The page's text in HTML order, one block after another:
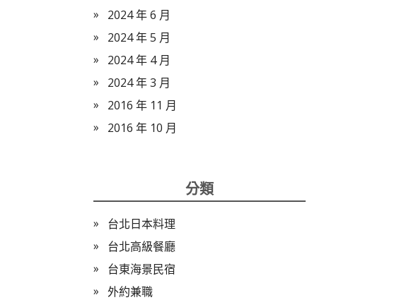
2024 年 6 月
2024 年 5 月
2024 年 4 月
2024 年 3 月
2016 年 11 月
2016 年 10 月
分類
台北日本料理
台北高級餐廳
台東海景民宿
外約兼職